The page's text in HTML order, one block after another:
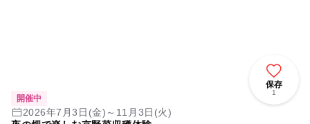
保存
1
開催中
2026年7月3日(金)～11月3日(火)